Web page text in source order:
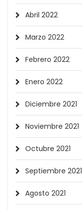
Abril 2022
Marzo 2022
Febrero 2022
Enero 2022
Diciembre 2021
Noviembre 2021
Octubre 2021
Septiembre 2021
Agosto 2021